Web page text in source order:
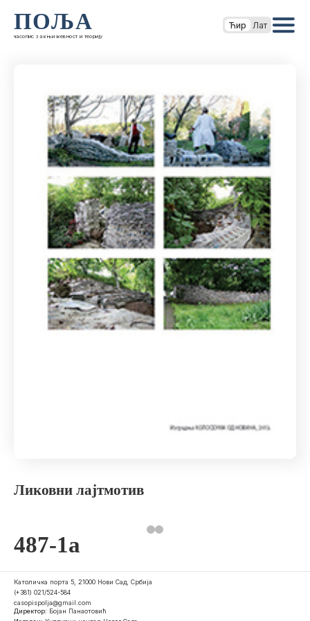
ПОЉА
часопис за књижевност и теорију
Ћир Лат
Ликовни лајтмотив
487-1a
Католичка порта 5, 21000 Нови Сад, Србија
(+381) 021/524-584
casopispolja@gmail.com
Директор: Бојан Панаотовић